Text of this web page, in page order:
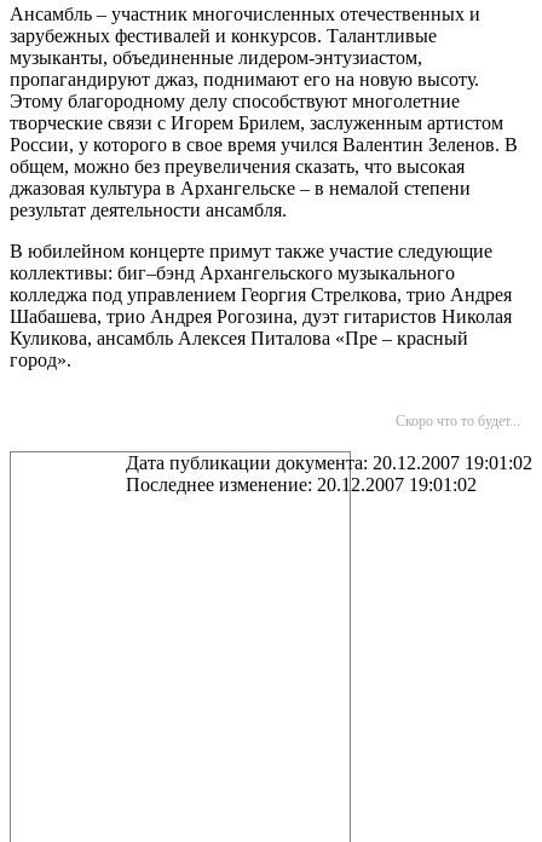
Ансамбль – участник многочисленных отечественных и
зарубежных фестивалей и конкурсов. Талантливые
музыканты, объединенные лидером-энтузиастом,
пропагандируют джаз, поднимают его на новую высоту.
Этому благородному делу способствуют многолетние
творческие связи с Игорем Брилем, заслуженным артистом
России, у которого в свое время учился Валентин Зеленов. В
общем, можно без преувеличения сказать, что высокая
джазовая культура в Архангельске – в немалой степени
результат деятельности ансамбля.
В юбилейном концерте примут также участие следующие
коллективы: биг–бэнд Архангельского музыкального
колледжа под управлением Георгия Стрелкова, трио Андрея
Шабашева, трио Андрея Рогозина, дуэт гитаристов Николая
Куликова, ансамбль Алексея Питалова «Пре – красный
город».
Скоро что то будет...
Дата публикации документа: 20.12.2007 19:01:02
Последнее изменение: 20.12.2007 19:01:02